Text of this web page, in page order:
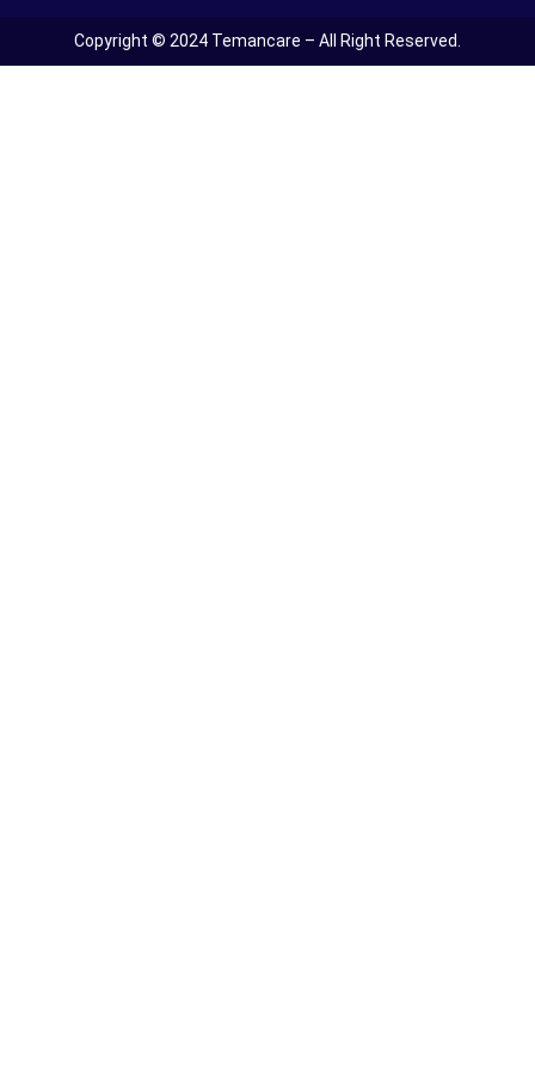
Copyright © 2024 Temancare – All Right Reserved.